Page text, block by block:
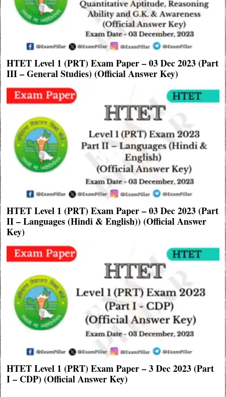
HTET Level 1 (PRT) Exam Paper – 03 Dec 2023 (Part
III – General Studies) (Official Answer Key)
HTET Level 1 (PRT) Exam Paper – 03 Dec 2023 (Part
II – Languages (Hindi & English)) (Official Answer
Key)
HTET Level 1 (PRT) Exam Paper – 3 Dec 2023 (Part
I – CDP) (Official Answer Key)